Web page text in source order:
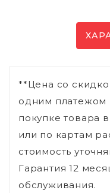
**Цена со
одним платежом
покупке товара
или по картам
стоимость
Гарантия 12
обслуживания.